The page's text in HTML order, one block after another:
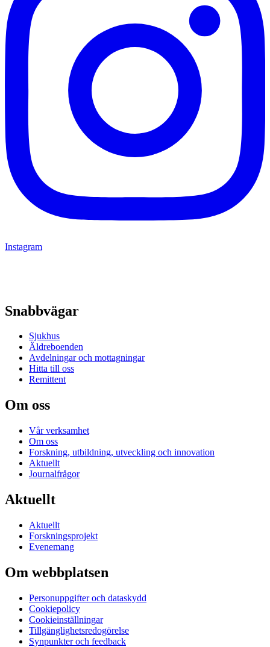
Instagram
Snabbvägar
Sjukhus
Äldreboenden
Avdelningar och mottagningar
Hitta till oss
Remittent
Om oss
Vår verksamhet
Om oss
Forskning, utbildning, utveckling och innovation
Aktuellt
Journalfrågor
Aktuellt
Aktuellt
Forskningsprojekt
Evenemang
Om webbplatsen
Personuppgifter och dataskydd
Cookiepolicy
Cookieinställningar
Tillgänglighetsredogörelse
Synpunkter och feedback